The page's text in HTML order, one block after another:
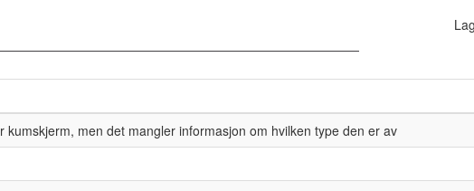
kumskjerm, men det mangler informasjon om hvilken type den er av